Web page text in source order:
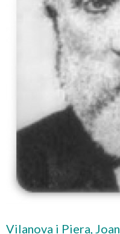
Vilanova i Piera, Joan